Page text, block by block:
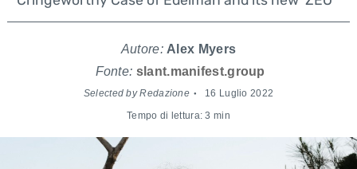
Autore:Alex Myers
Fonte: slant.manifest.group
Selected by Redazione 16 Luglio 2022
Tempo di lettura: 3 min